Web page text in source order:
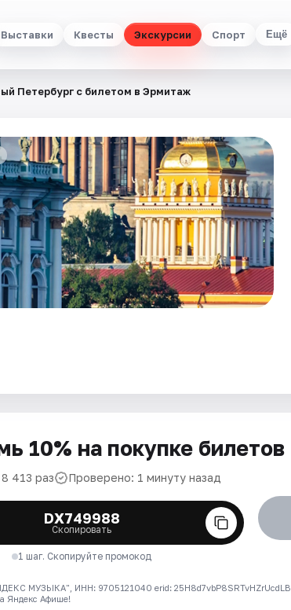
Выставки Квесты Экскурсии Спорт Ещё
Петербург с билетом в Эрмитаж
10% на покупке билетов
413 раз Проверено: 1 минуту назад
DX749988
Скопировать
1 шаг. Скопируйте промокод
МУЗЫКА", ИНН: 9705121040 erid: 25H8d7vbP8SRTvHZrUcdLB
Яндекс Афише!